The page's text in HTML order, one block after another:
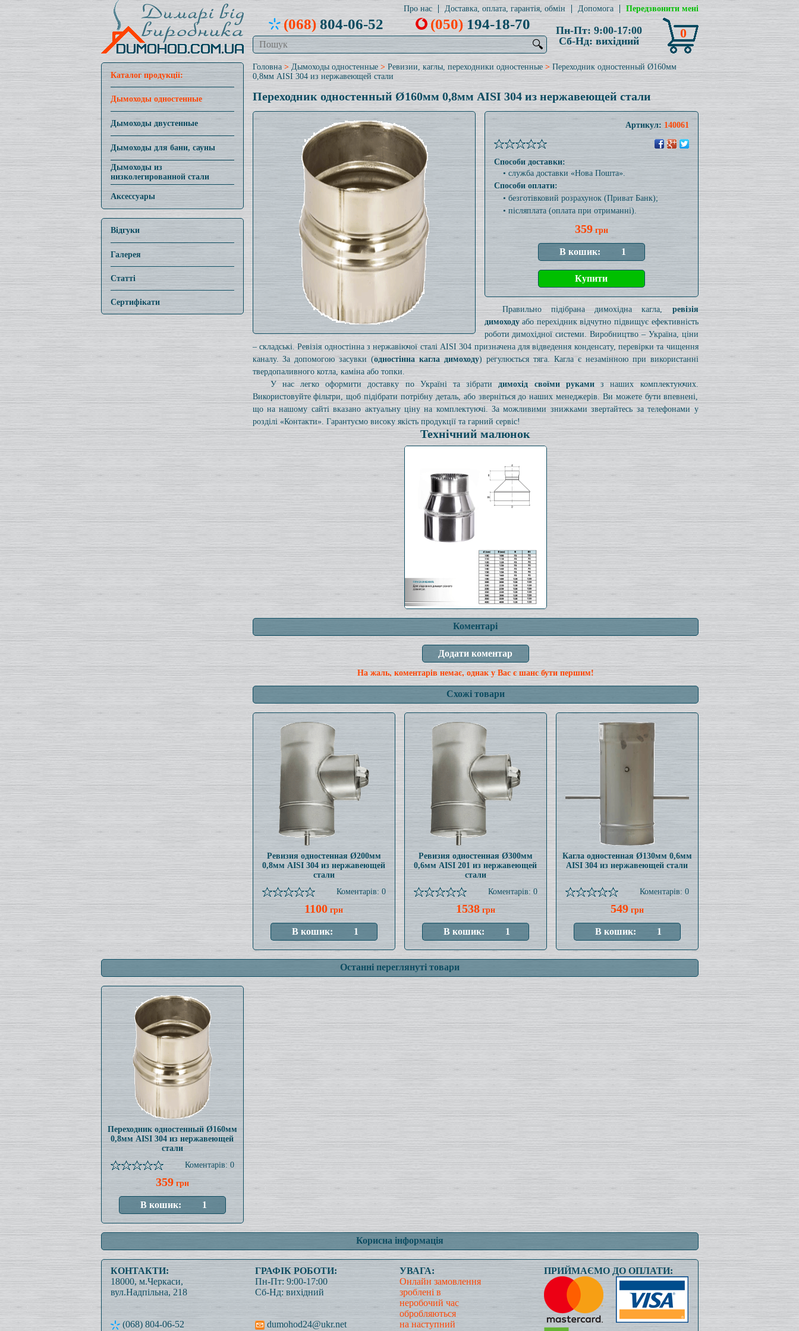
Про нас Доставка, оплата, гарантія, обмін Допомога Передзвонити мені
(068)804-06-52 (050)194-18-70
🔍
Пн-Пт: 9:00-17:00
Сб-Нд: вихідний
0
Каталог продукції:
Дымоходы одностенные
Дымоходы двустенные
Дымоходы для бани, сауны
Дымоходы из
низколегированной стали
Аксессуары
Відгуки
Галерея
Статті
Сертифікати
Головна> Дымоходы одностенные> Ревизии, каглы, переходники одностенные> Переходник одностенный Ø160мм
0,8мм AISI 304 из нержавеющей стали
Переходник одностенный Ø160мм 0,8мм AISI 304 из нержавеющей стали
Артикул:140061
Способи доставки:
• служба доставки «Нова Пошта».
Способи оплати:
• безготівковий розрахунок (Приват Банк);
• післяплата (оплата при отриманні).
359грн
Правильно підібрана димохідна кагла, ревізія
димоходуабо перехідник відчутно підвищує ефективність
роботи димохідної системи. Виробництво – Україна, ціни
– складські. Ревізія одностінна з нержавіючої сталі AISI 304 призначена для відведення конденсату, перевірки та чищення
каналу. За допомогою засувки (одностінна кагла димоходу) регулюється тяга. Кагла є незамінною при використанні
твердопаливного котла, каміна або топки.
У нас легко оформити доставку по Україні та зібратидимохід своїми рукамиз наших комплектуючих.
Використовуйте фільтри, щоб підібрати потрібну деталь, або зверніться до наших менеджерів. Ви можете бути впевнені,
що на нашому сайті вказано актуальну ціну на комплектуючі. За можливими знижками звертайтесь за телефонами у
розділі «Контакти». Гарантуємо високу якість продукції та гарний сервіс!
Технічний малюнок
Коментарі
На жаль, коментарів немає, однак у Вас є шанс бути першим!
Схожі товари
Ревизия одностенная Ø200мм
0,8мм AISI 304 из нержавеющей
стали
Коментарів: 0
1100грн
Ревизия одностенная Ø300мм
0,6мм AISI 201 из нержавеющей
стали
Коментарів: 0
1538грн
Кагла одностенная Ø130мм 0,6мм
AISI 304 из нержавеющей стали
Коментарів: 0
549грн
Останні переглянуті товари
Переходник одностенный Ø160мм
0,8мм AISI 304 из нержавеющей
стали
Коментарів: 0
359грн
Корисна інформація
КОНТАКТИ:
18000, м.Черкаси,
вул.Надпільна, 218
(068) 804-06-52
ГРАФІК РОБОТИ:
Пн-Пт: 9:00-17:00
Сб-Нд: вихідний
dumohod24@ukr.net
УВАГА:
Онлайн замовлення
зроблені в
неробочий час
обробляються
на наступний
ПРИЙМАЄМО ДО ОПЛАТИ: